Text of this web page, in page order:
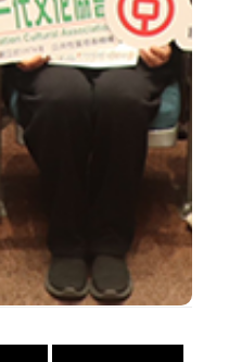
總冠軍
隆重其事，讓
解香港青年在多項全
嘉許表現出色之團
銅鑼灣奧運大樓賽馬
會演講廳舉行了
業大
獎典禮」
更多花絮:
set/?